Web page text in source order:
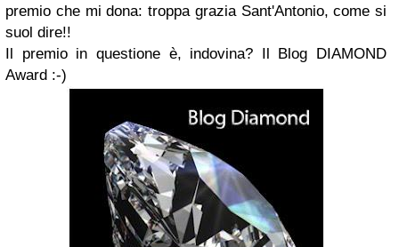
premio che mi dona: troppa grazia Sant'Antonio, come si
suol dire!!
Il premio in questione è, indovina? Il Blog DIAMOND
Award :-)